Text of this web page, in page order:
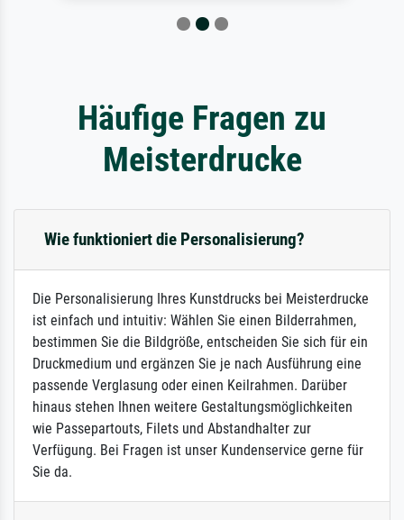
Häufige Fragen zu
Meisterdrucke
Wie funktioniert die Personalisierung?
Die Personalisierung Ihres Kunstdrucks bei Meisterdrucke
ist einfach und intuitiv: Wählen Sie einen Bilderrahmen,
bestimmen Sie die Bildgröße, entscheiden Sie sich für ein
Druckmedium und ergänzen Sie je nach Ausführung eine
passende Verglasung oder einen Keilrahmen. Darüber
hinaus stehen Ihnen weitere Gestaltungsmöglichkeiten
wie Passepartouts, Filets und Abstandhalter zur
Verfügung. Bei Fragen ist unser Kundenservice gerne für
Sie da.